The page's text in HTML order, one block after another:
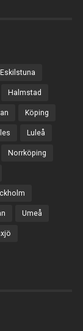
Eskilstuna
Halmstad
Köping
Luleå
Norrköping
Umeå